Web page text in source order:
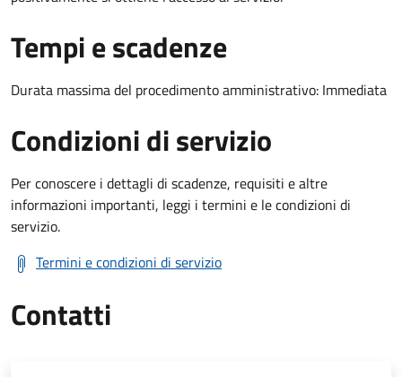
Tempi e scadenze
Durata massima del procedimento amministrativo: Immediata
Condizioni di servizio
Per conoscere i dettagli di scadenze, requisiti e altre
informazioni importanti, leggi i termini e le condizioni di
servizio.
Termini e condizioni di servizio
Contatti